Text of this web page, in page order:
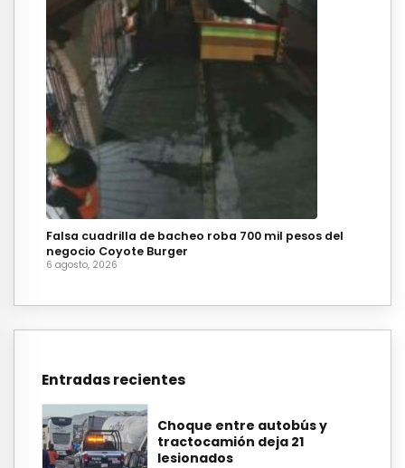
Falsa cuadrilla de bacheo roba 700 mil pesos del
negocio Coyote Burger
6 agosto, 2026
Entradas recientes
Choque entre autobús y
tractocamión deja 21
lesionados